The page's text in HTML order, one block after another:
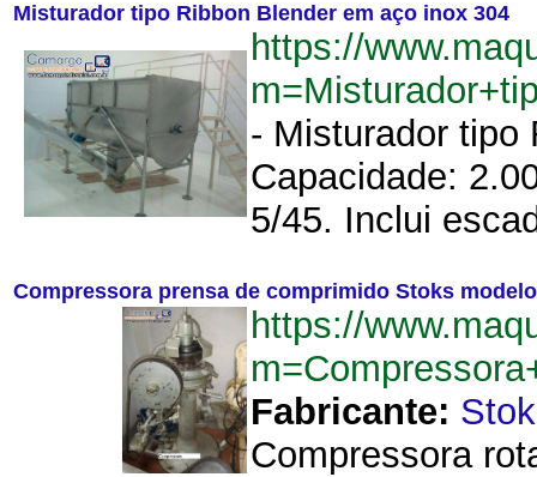
Misturador tipo Ribbon Blender em aço inox 304
https://
- Misturador tipo
Capacidade:
5/45. Inclui
Compressora prensa de comprimido Stoks
https://
Fabricante:
Compressora